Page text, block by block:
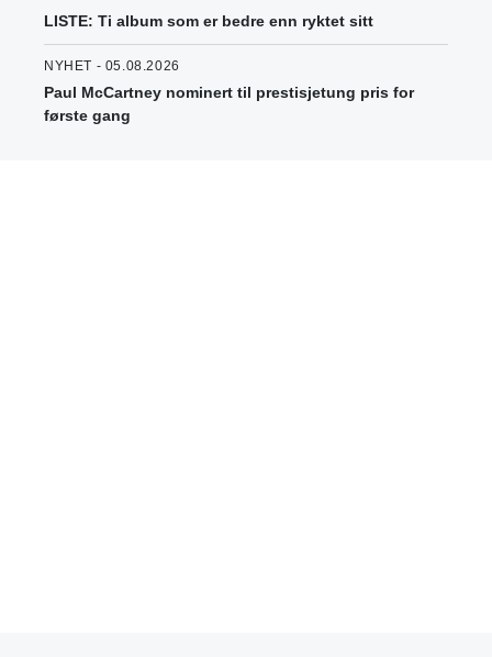
LISTE: Ti album som er bedre enn ryktet sitt
NYHET - 05.08.2026
Paul McCartney nominert til prestisjetung pris for
første gang